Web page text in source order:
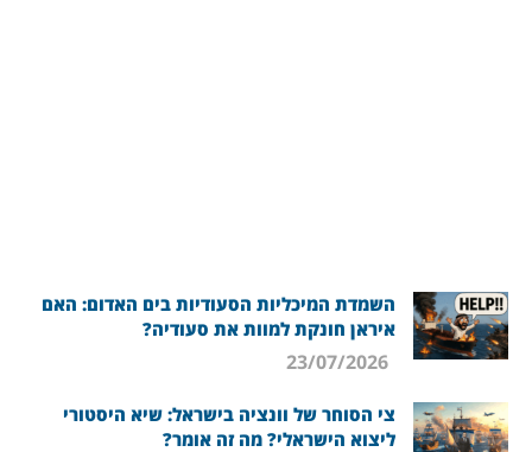
השמדת המיכליות הסעודיות בים האדום: האם
איראן חונקת למוות את סעודיה?
צי הסוחר של וונציה בישראל: שיא היסטורי
ליצוא הישראלי? מה זה אומר?